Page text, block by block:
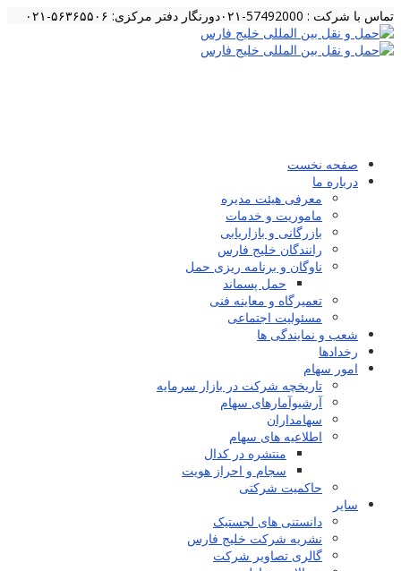
تماس با شرکت : 57492000-۰۲۱ دورنگار دفتر مرکزی: ۵۶۳۶۵۵۰۶-۰۲۱
صفحه نخست
درباره ما
معرفی هیئت مدیره
ماموریت و خدمات
بازرگانی و بازاریابی
رانندگان خلیج فارس
ناوگان و برنامه ریزی حمل
حمل پسماند
تعمیرگاه و معاینه فنی
مسئولیت اجتماعی
شعب و نمایندگی ها
رخدادها
امور سهام
تاریخچه شرکت در بازار سرمایه
آرشیوآمارهای سهام
سهامداران
اطلاعیه های سهام
منتشره در کدال
سجام و احراز هویت
حاکمیت شرکتی
سایر
دانستنی های لجستیک
نشریه شرکت خلیج فارس
گالری تصاویر شرکت